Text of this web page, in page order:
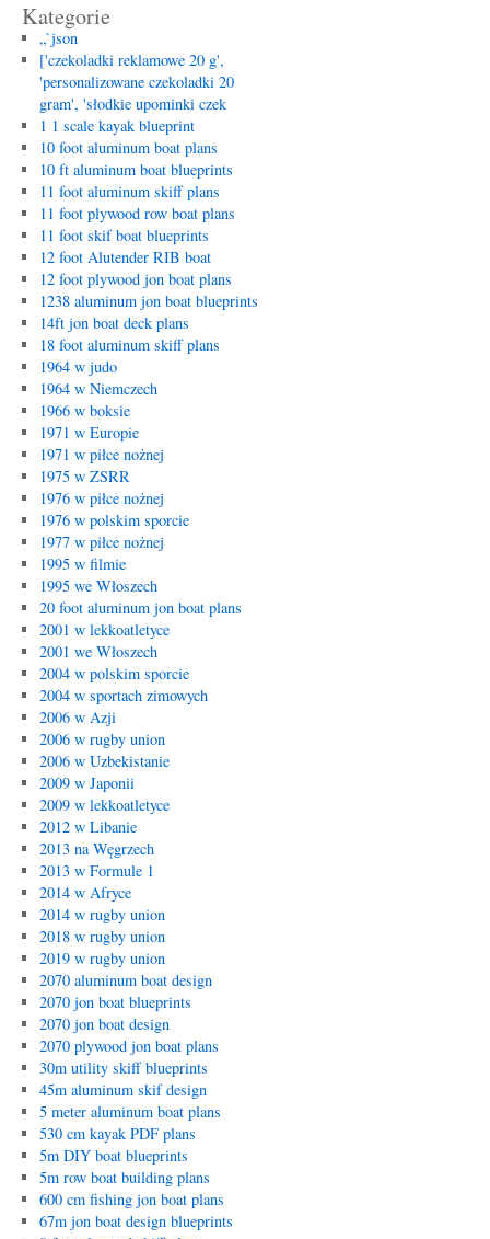
Kategorie
„`json
['czekoladki reklamowe 20 g',
'personalizowane czekoladki 20
gram', 'słodkie upominki czek
1 1 scale kayak blueprint
10 foot aluminum boat plans
10 ft aluminum boat blueprints
11 foot aluminum skiff plans
11 foot plywood row boat plans
11 foot skif boat blueprints
12 foot Alutender RIB boat
12 foot plywood jon boat plans
1238 aluminum jon boat blueprints
14ft jon boat deck plans
18 foot aluminum skiff plans
1964 w judo
1964 w Niemczech
1966 w boksie
1971 w Europie
1971 w piłce nożnej
1975 w ZSRR
1976 w piłce nożnej
1976 w polskim sporcie
1977 w piłce nożnej
1995 w filmie
1995 we Włoszech
20 foot aluminum jon boat plans
2001 w lekkoatletyce
2001 we Włoszech
2004 w polskim sporcie
2004 w sportach zimowych
2006 w Azji
2006 w rugby union
2006 w Uzbekistanie
2009 w Japonii
2009 w lekkoatletyce
2012 w Libanie
2013 na Węgrzech
2013 w Formule 1
2014 w Afryce
2014 w rugby union
2018 w rugby union
2019 w rugby union
2070 aluminum boat design
2070 jon boat blueprints
2070 jon boat design
2070 plywood jon boat plans
30m utility skiff blueprints
45m aluminum skif design
5 meter aluminum boat plans
530 cm kayak PDF plans
5m DIY boat blueprints
5m row boat building plans
600 cm fishing jon boat plans
67m jon boat design blueprints